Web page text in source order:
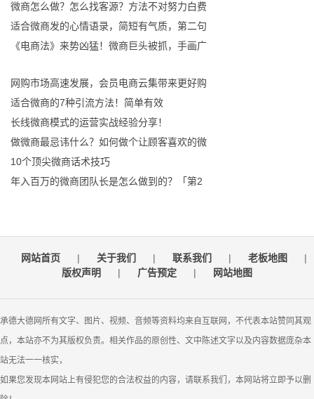
微商怎么做？怎么找客源？方法不对努力白费
适合微商发的心情语录，简短有气质，第二句
《电商法》来势凶猛！微商巨头被抓，手画广
网购市场高速发展，会员电商云集带来更好购
适合微商的7种引流方法！简单有效
长线微商模式的运营实战经验分享！
做微商最忌讳什么？如何做个让顾客喜欢的微
10个顶尖微商话术技巧
年入百万的微商团队长是怎么做到的？「第2
网站首页 | 关于我们 | 联系我们 | 老板地图
|
版权声明
| 广告预定 | 网站地图
承德大德网所有文字、图片、视频、音频等资料均来自互联网，不代表本站赞同其观
点，本站亦不为其版权负责。相关作品的原创性、文中陈述文字以及内容数据庞杂本
站无法一一核实，
如果您发现本网站上有侵犯您的合法权益的内容，请联系我们，本网站将立即予以删